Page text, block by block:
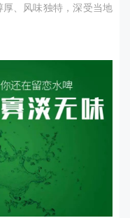
、风味独特，深受当地